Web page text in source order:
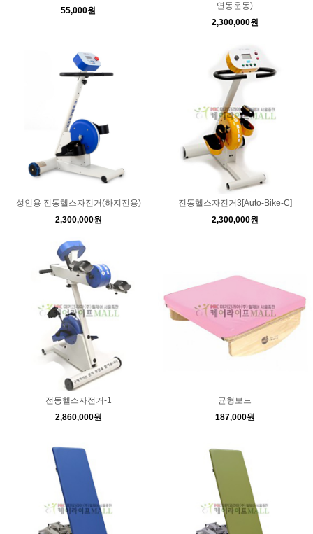
55,000원
연동운동)
2,300,000원
성인용 전동헬스자전거(하지전용)
2,300,000원
전동헬스자전거3[Auto-Bike-C]
2,300,000원
전동헬스자전거-1
2,860,000원
균형보드
187,000원